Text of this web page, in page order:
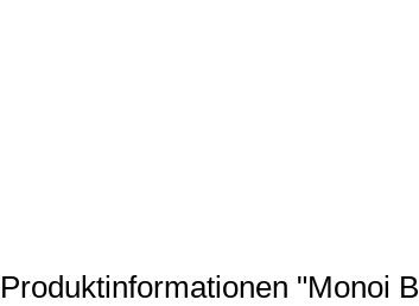
Produktinformationen "Monoi